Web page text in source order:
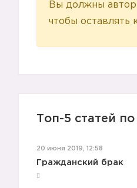
Вы должны
чтобы оставлять
Топ-5 статей
20 июня 2019, 12:58
Гражданский брак